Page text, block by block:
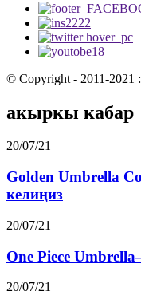
© Copyright - 2011-2021
акыркы кабар
20/07/21
Golden Umbrella
келиңиз
20/07/21
One Piece
20/07/21